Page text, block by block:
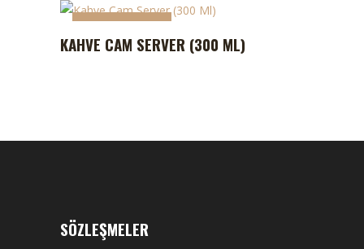
STOKTA YOK
STOKTA YOK
KAHVE CAM SERVER (300 ML)
SÖZLEŞMELER